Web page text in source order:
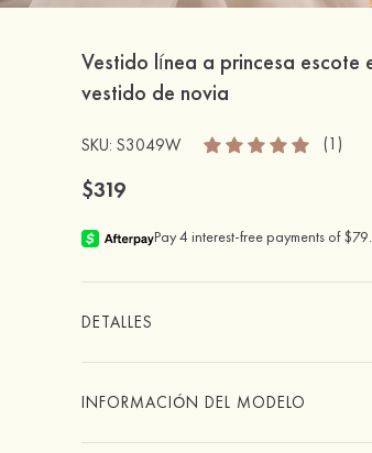
Vestido línea a princesa escote
vestido de novia
SKU: S3049W (1)
$319
DETALLES
INFORMACIÓN DEL MODELO